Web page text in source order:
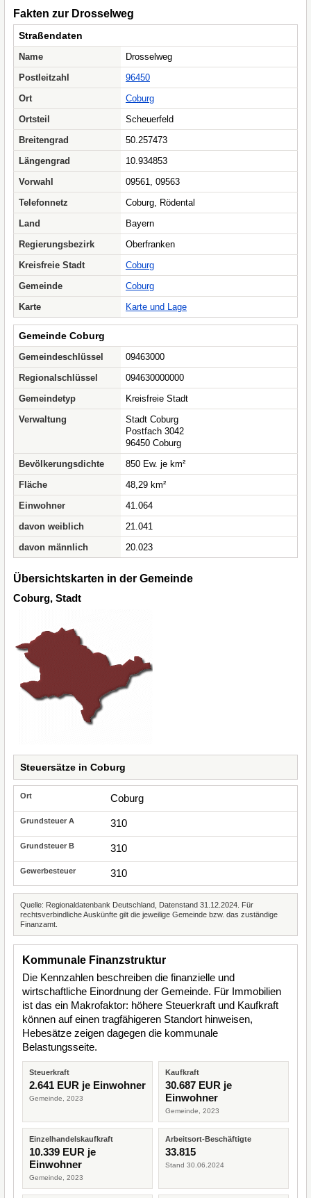
Fakten zur Drosselweg
Straßendaten
Name
Drosselweg
Postleitzahl
96450
Ort
Coburg
Ortsteil
Scheuerfeld
Breitengrad
50.257473
Längengrad
10.934853
Vorwahl
09561, 09563
Telefonnetz
Coburg, Rödental
Land
Bayern
Regierungsbezirk
Oberfranken
Kreisfreie Stadt
Coburg
Gemeinde
Coburg
Karte
Karte und Lage
Gemeinde Coburg
Gemeindeschlüssel
09463000
Regionalschlüssel
094630000000
Gemeindetyp
Kreisfreie Stadt
Verwaltung
Stadt Coburg
Postfach 3042
96450 Coburg
Bevölkerungsdichte
850 Ew. je km²
Fläche
48,29 km²
Einwohner
41.064
davon weiblich
21.041
davon männlich
20.023
Übersichtskarten in der Gemeinde
Coburg, Stadt
Steuersätze in Coburg
Coburg
310
310
310
Quelle: Regionaldatenbank Deutschland, Datenstand 31.12.2024. Für
rechtsverbindliche Auskünfte gilt die jeweilige Gemeinde bzw. das zuständige
Finanzamt.
Kommunale Finanzstruktur
Die Kennzahlen beschreiben die finanzielle und
wirtschaftliche Einordnung der Gemeinde. Für Immobilien
ist das ein Makrofaktor: höhere Steuerkraft und Kaufkraft
können auf einen tragfähigeren Standort hinweisen,
Hebesätze zeigen dagegen die kommunale
Belastungsseite.
Steuerkraft
2.641 EUR je Einwohner
Gemeinde, 2023
Kaufkraft
30.687 EUR je
Einwohner
Gemeinde, 2023
Einzelhandelskaufkraft
10.339 EUR je
Einwohner
Gemeinde, 2023
Arbeitsort-Beschäftigte
33.815
Stand 30.06.2024